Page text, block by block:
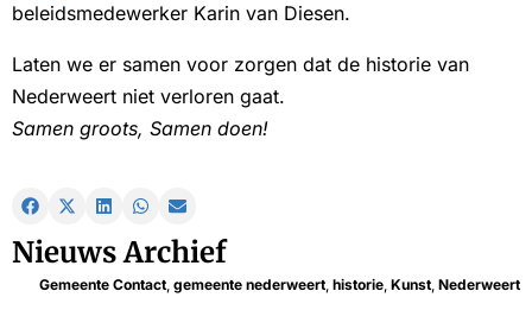
beleidsmedewerker Karin van Diesen.
Laten we er samen voor zorgen dat de historie van
Nederweert niet verloren gaat.
Samen groots, Samen doen!
Nieuws Archief
Gemeente Contact, gemeente nederweert, historie, Kunst, Nederweert